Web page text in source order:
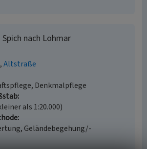
nach Lohmar
Altstraße
Denkmalpflege
als 1:20.000)
Geländebegehung/-